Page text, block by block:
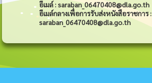
อีเมล์ : saraban_06470408@dla.go.th
อีเมล์กลางเพื่อการรับส่งหนังสือราชการ :
saraban_06470408@dla.go.th